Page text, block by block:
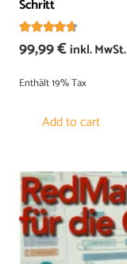
Schritt
Bewertet mit 4.50
99,99€inkl. MwSt.
Enthält 19% Tax
Add to cart